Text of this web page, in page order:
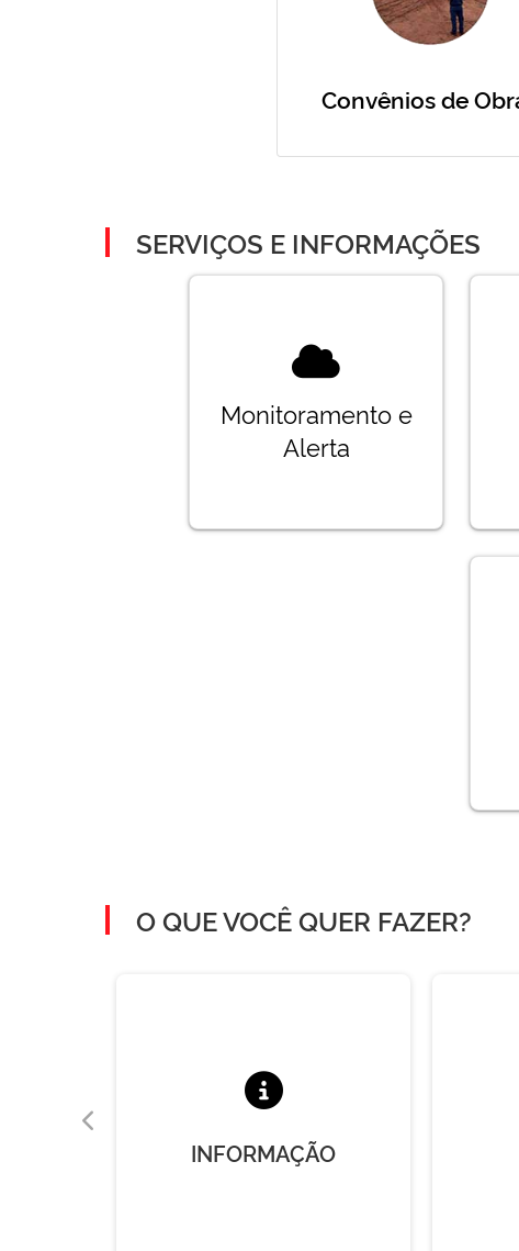
Convênios de
SERVIÇOS E INFORMAÇÕES
Monitoramento e
Alerta
O QUE VOCÊ QUER FAZER?
INFORMAÇÃO